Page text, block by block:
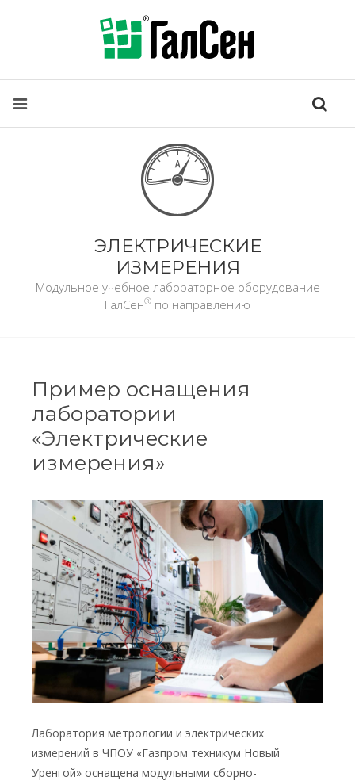
ЭЛЕКТРИЧЕСКИЕ
ИЗМЕРЕНИЯ
Модульное учебное лабораторное оборудование
ГалСен® по направлению
Пример оснащения
лаборатории
«Электрические
измерения»
Лаборатория метрологии и электрических
измерений в ЧПОУ «Газпром техникум Новый
Уренгой» оснащена модульными сборно-